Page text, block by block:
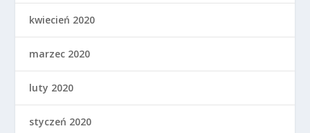
kwiecień 2020
marzec 2020
luty 2020
styczeń 2020